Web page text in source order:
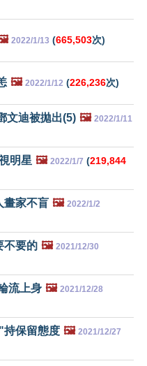
2022/1/13 (665,503次)
🖼️ 2022/1/12 (226,236次)
文迪被拋出(5) 🖼️ 2022/1/11
明星 🖼️ 2022/1/7 (219,844
畫家不盲 🖼️ 2022/1/2
不要的 🖼️ 2021/12/30
流上身 🖼️ 2021/12/28
持保留態度 🖼️ 2021/12/27